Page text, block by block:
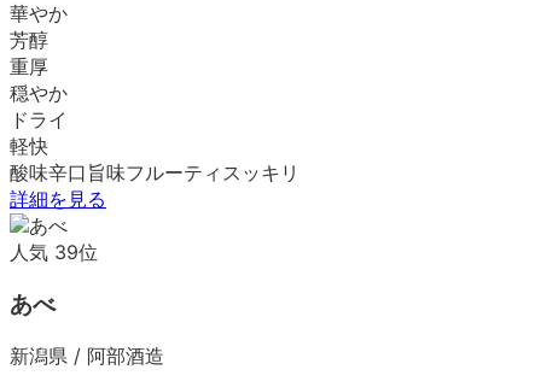
華やか
芳醇
重厚
穏やか
ドライ
軽快
酸味辛口 旨味フルーティ スッキリ
詳細を見る
人気 39位
あべ
新潟県 / 阿部酒造